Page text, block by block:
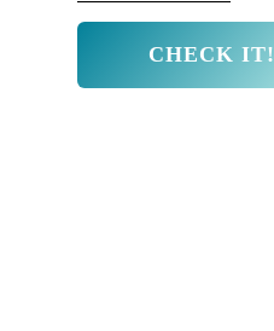
CHECK IT!